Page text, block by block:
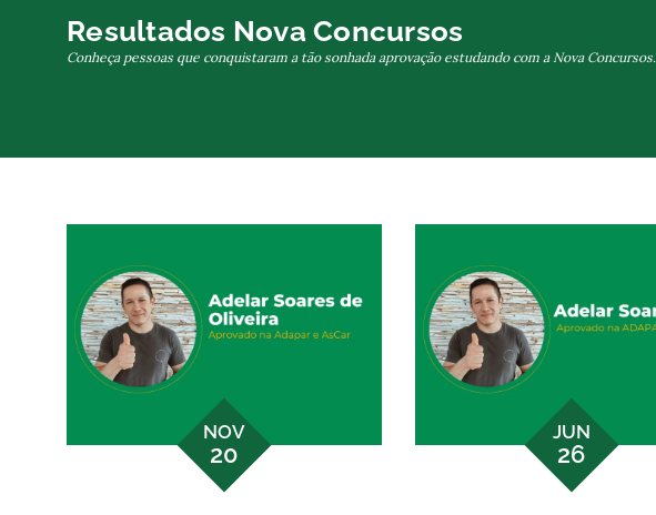
Resultados Nova Concursos
Conheça pessoas que conquistaram a tão sonhada aprovação estudando com a Nova Concursos.
NOV
20
JUN
26